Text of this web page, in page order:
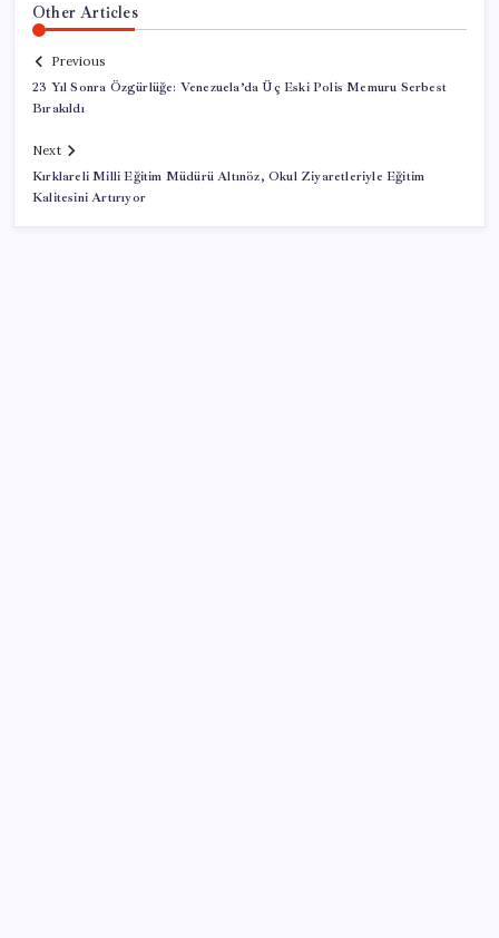
Other Articles
Previous
23 Yıl Sonra Özgürlüğe: Venezuela’da Üç Eski Polis Memuru Serbest
Bırakıldı
Next
Kırklareli Milli Eğitim Müdürü Altınöz, Okul Ziyaretleriyle Eğitim
Kalitesini Artırıyor